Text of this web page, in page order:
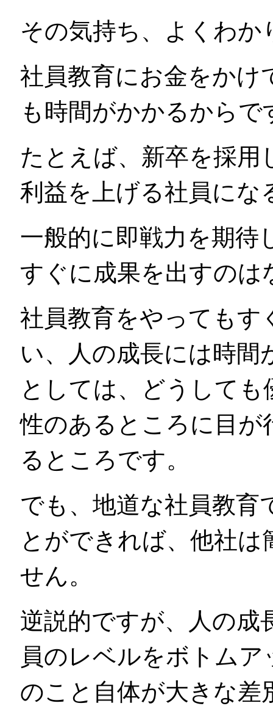
その気持ち、よくわか
社員教育にお金をかけ
も時間がかかるからで
たとえば、新卒を採
利益を上げる社員にな
一般的に即戦力を期待
すぐに成果を出すの
社員教育をやってもす
い、人の成長には時間
としては、どうして
性のあるところに目が
るところです。
でも、地道な社員教育
とができれば、他社
せん。
逆説的ですが、人の成
員のレベルをボトム
のこと自体が大きな